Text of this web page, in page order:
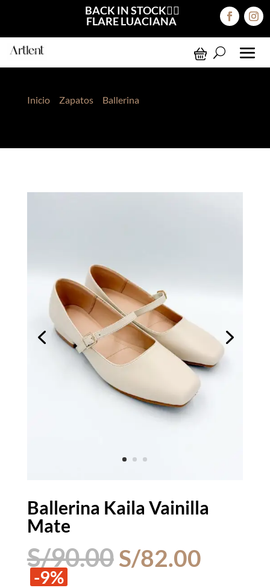
BACK IN STOCK❤️‍🔥
FLARE LUACIANA
Inicio> Zapatos> Ballerina
Ballerina Kaila Vainilla
Mate
S/90.00 El
precio
S/82.00El
precio
-9%